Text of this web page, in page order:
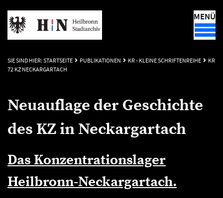
MENÜ
SIE SIND HIER: STARTSEITE PUBLIKATIONEN KR - KLEINE SCHRIFTENREIHE
KR
72 KZ NECKARGARTACH
Neuauflage der Geschichte
des KZ in Neckargartach
Das Konzentrationslager
Heilbronn-Neckargartach.